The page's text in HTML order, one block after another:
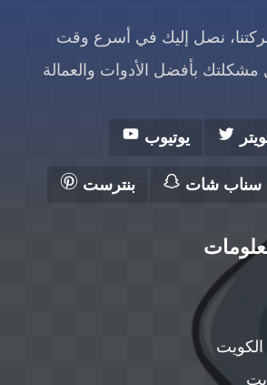
نصل إليك في أسرع وقت
بأفضل الأدوات والعمالة
يوتيوب
سناب شات بنترست